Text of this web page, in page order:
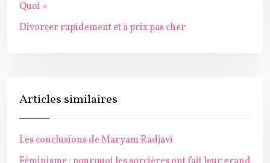
Quoi »
Divorcer rapidement et à prix pas cher
Articles similaires
Les conclusions de Maryam Radjavi